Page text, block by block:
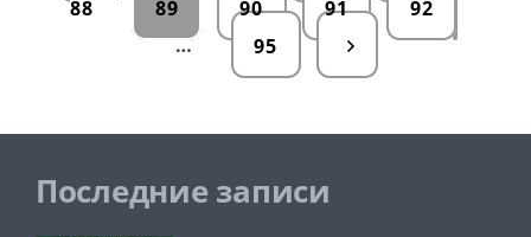
88
89 90 91
92
…
95
Последние записи